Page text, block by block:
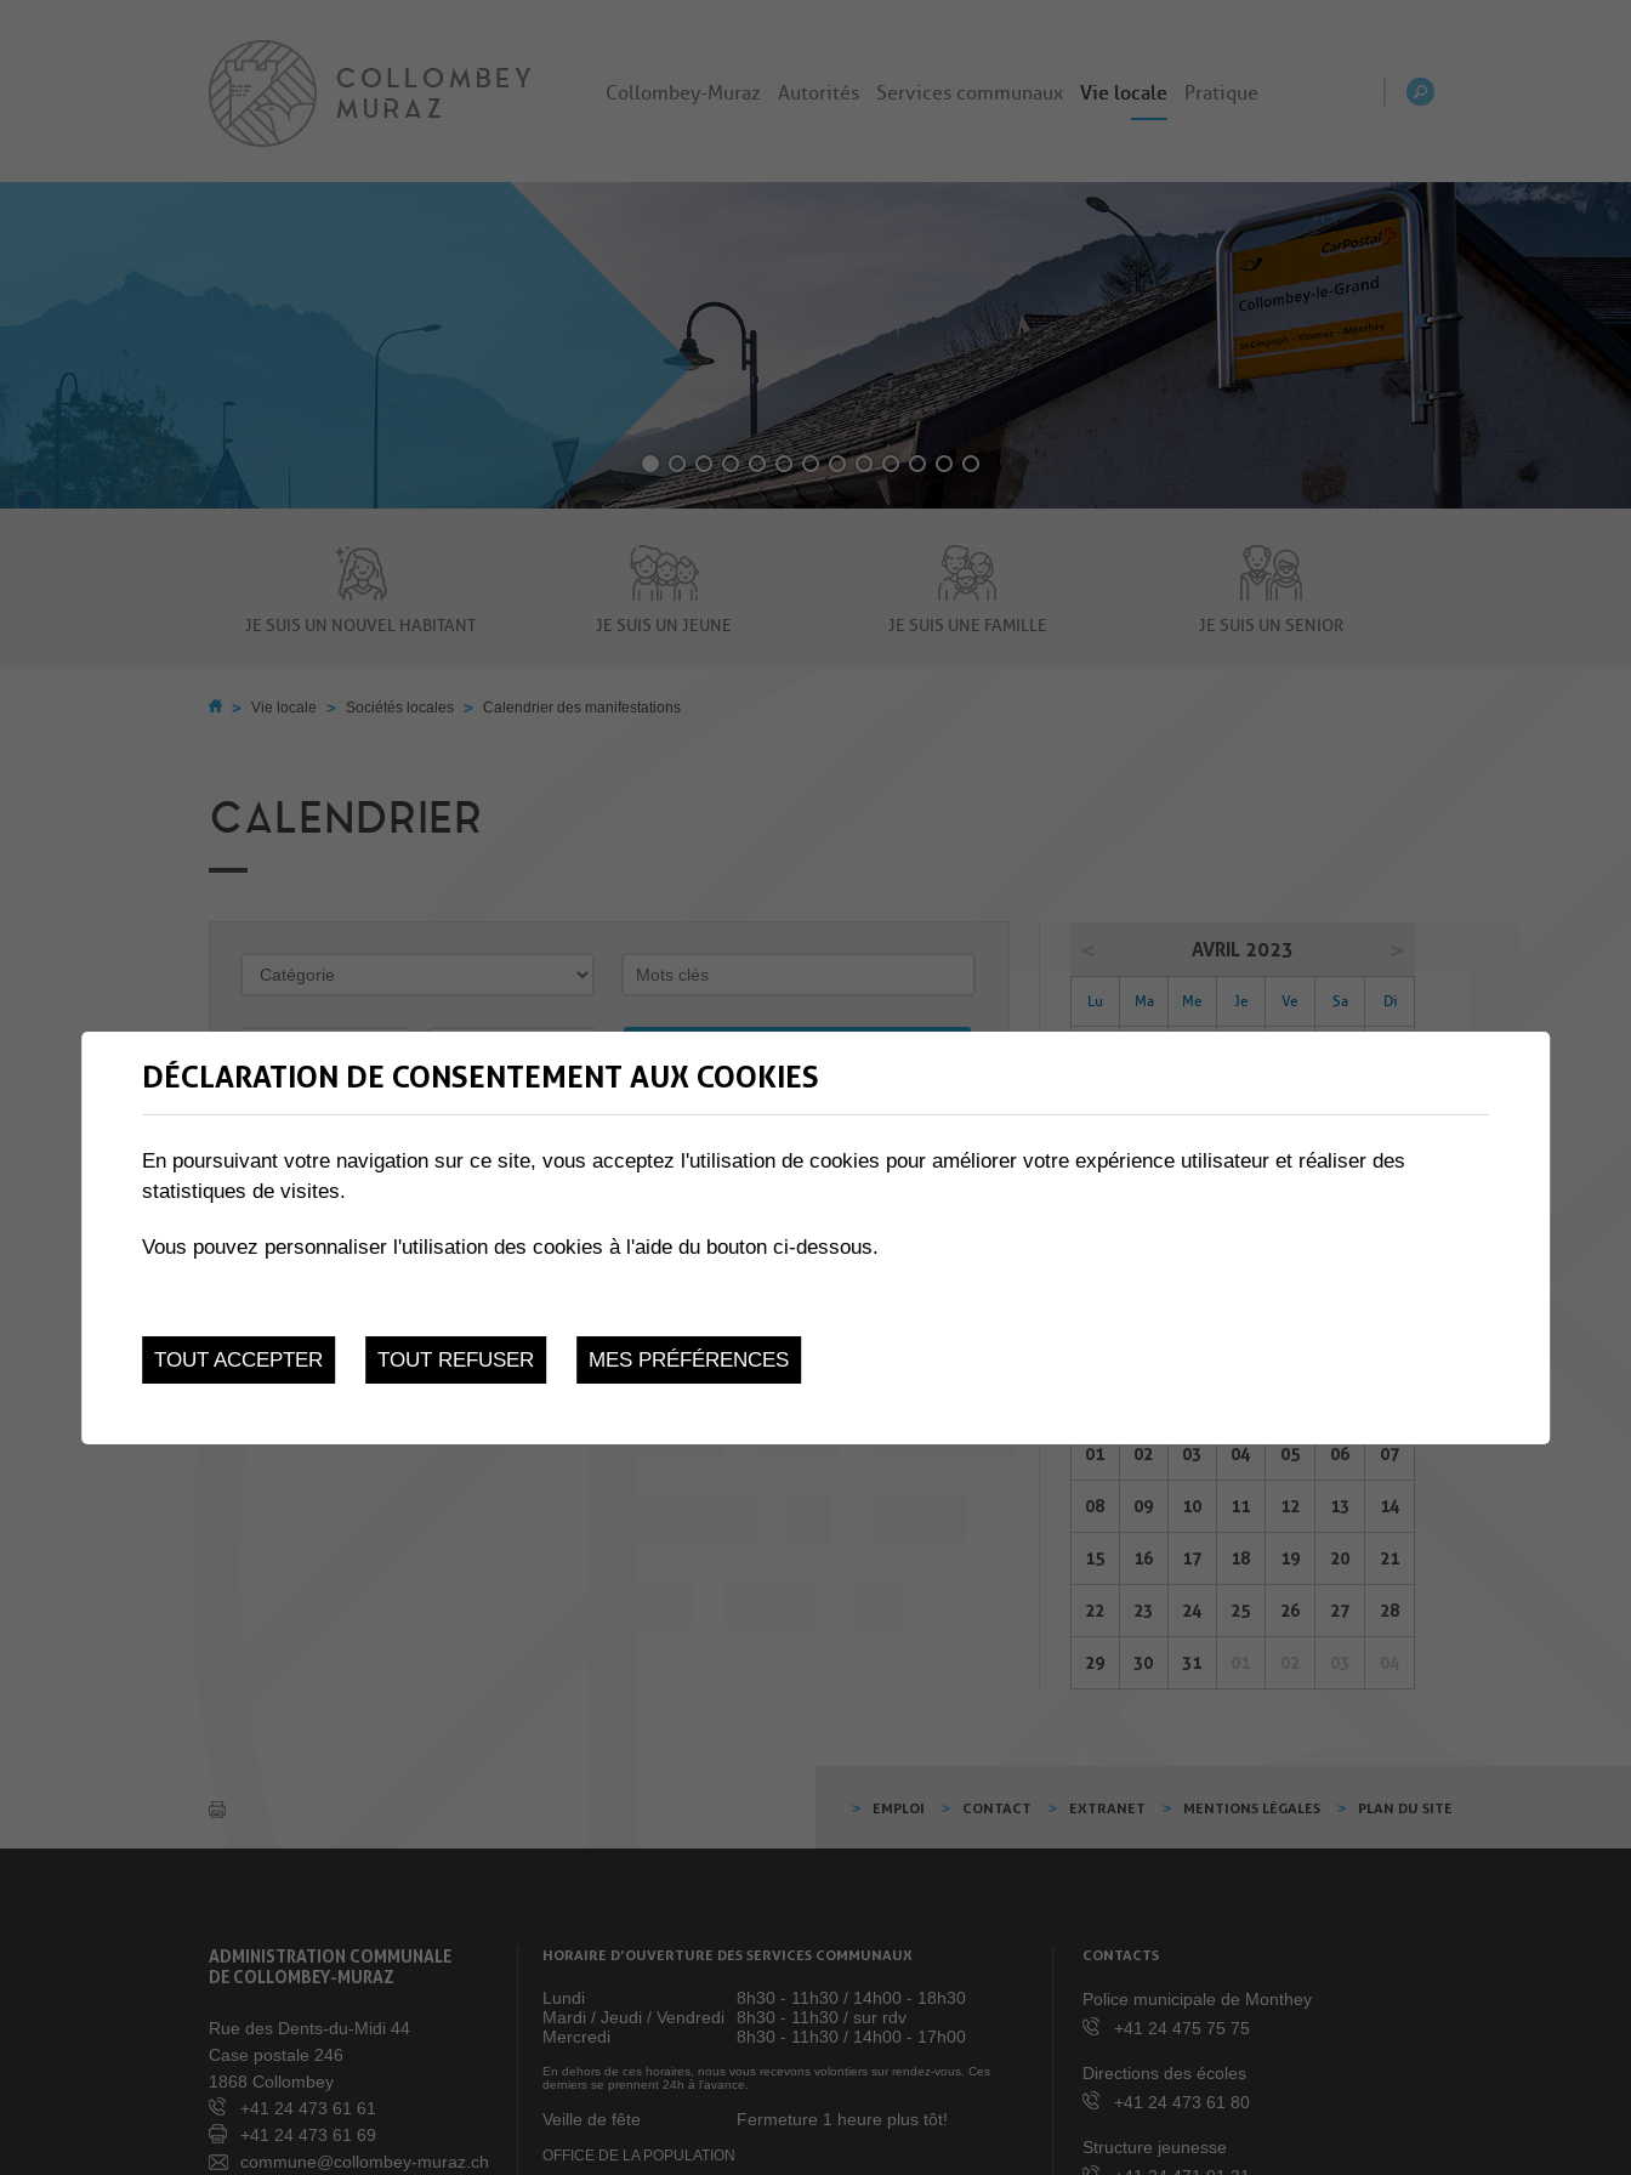
Collombey-Muraz Autorités Services communaux Vie locale Pratique
JE SUIS UN NOUVEL HABITANT JE SUIS UN JEUNE JE SUIS UNE FAMILLE JE SUIS UN SENIOR
> Vie locale > Sociétés locales > Calendrier des manifestations
CALENDRIER
JUSQU'AU
17
EXPOSITION « LE MIEL ET LES ABEILLES »
du 21.11.2022 au 17.02.2023
AVRIL 2023
Lu Ma Me Je Ve Sa Di
10 11 12 13 14 15 16
01 02 03 04 05 06 07
08 09 10 11 12 13 14
15 16 17 18 19 20 21
22 23 24 25 26 27 28
29 30 31
EMPLOI CONTACT EXTRANET MENTIONS LÉGALES PLAN DU SITE
ADMINISTRATION COMMUNALE
DE COLLOMBEY-MURAZ
Rue des Dents-du-Midi 44
Case postale 246
1868 Collombey
+41 24 473 61 61
+41 24 473 61 69
commune@collombey-muraz.ch
HORAIRE D’OUVERTURE DES SERVICES COMMUNAUX
Lundi
8h30 - 11h30 / 14h00 - 18h30
Mardi / Jeudi / Vendredi
8h30 - 11h30 / sur rdv
Mercredi
8h30 - 11h30 / 14h00 - 17h00
En dehors de ces horaires, nous vous recevons volontiers sur rendez-vous. Ces
derniers se prennent 24h à l’avance.
Veille de fête Fermeture 1 heure plus tôt!
OFFICE DE LA POPULATION
CONTACTS
Police municipale de Monthey
+41 24 475 75 75
Directions des écoles
+41 24 473 61 80
Structure jeunesse
DÉCLARATION DE CONSENTEMENT AUX COOKIES
En poursuivant votre navigation sur ce site, vous acceptez l'utilisation de cookies pour améliorer votre expérience utilisateur et réaliser des
statistiques de visites.
Vous pouvez personnaliser l'utilisation des cookies à l'aide du bouton ci-dessous.
TOUT ACCEPTER TOUT REFUSER MES PRÉFÉRENCES